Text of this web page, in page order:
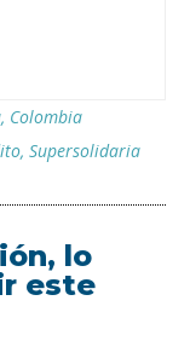
, Colombia
, Supersolidaria
lo
este